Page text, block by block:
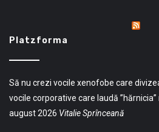
Platzforma
Să nu crezi vocile xenofobe care
vocile corporative care laudă
august 2026 Vitalie Sprînceană